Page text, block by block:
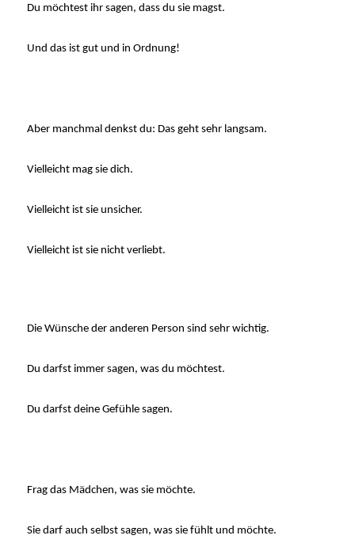
Du möchtest ihr sagen, dass du sie magst.
Und das ist gut und in Ordnung!
Aber manchmal denkst du: Das geht sehr langsam.
Vielleicht mag sie dich.
Vielleicht ist sie unsicher.
Vielleicht ist sie nicht verliebt.
Die Wünsche der anderen Person sind sehr wichtig.
Du darfst immer sagen, was du möchtest.
Du darfst deine Gefühle sagen.
Frag das Mädchen, was sie möchte.
Sie darf auch selbst sagen, was sie fühlt und möchte.